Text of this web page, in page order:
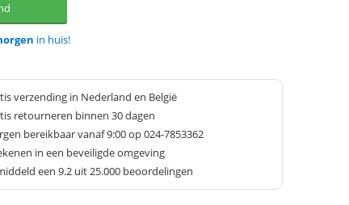
in huis!
verzending in Nederland en België
retourneren binnen 30 dagen
bereikbaar vanaf 9:00 op 024-7853362
in een beveiligde omgeving
een 9.2 uit 25.000 beoordelingen